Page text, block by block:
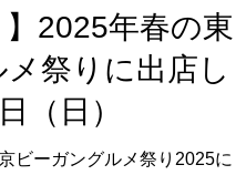
たくさんいただきました。
に貴重で、今後の商品づく
のキラリブース内で試食販
さま、ありがとうございま
ースでの出展、心強い仲間と
は
】2025年春の東
祭りに出店し
（日）
ビーガングルメ祭り2025に